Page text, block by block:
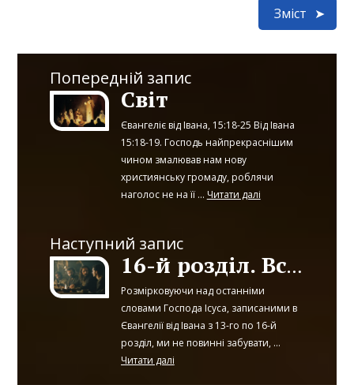
Зміст
Попередній запис
Світ
Євангеліє від Івана, 15:18-25 Від Івана
15:18-19. Господь найпрекраснішим
чином змалював нам нову
християнську громаду, роблячи
наголос не на її ... Читати далі
Наступний запис
16-й розділ. Вступ
Розмірковуючи над останніми
словами Господа Ісуса, записаними в
Євангелії від Івана з 13-го по 16-й
розділ, ми не повинні забувати, ...
Читати далі